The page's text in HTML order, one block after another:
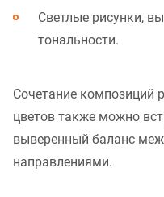
Светлые рисунки,
тональности.
Сочетание композиций
цветов также можно
выверенный баланс
направлениями.